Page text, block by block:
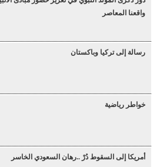
واقعنا المعاصر
رسالة إلى تركيا وباكستان
خواطر رياضية
أمريكا إلى السقوط دُرْ ..رهان السعودي الخاسر